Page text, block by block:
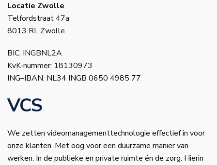
Locatie Zwolle
Telfordstraat 47a
8013 RL Zwolle
BIC: INGBNL2A
KvK-nummer: 18130973
ING–IBAN: NL34 INGB 0650 4985 77
VCS
We zetten videomanagementtechnologie effectief in voor
onze klanten. Met oog voor een duurzame manier van
werken. In de publieke en private ruimte én de zorg. Hierin